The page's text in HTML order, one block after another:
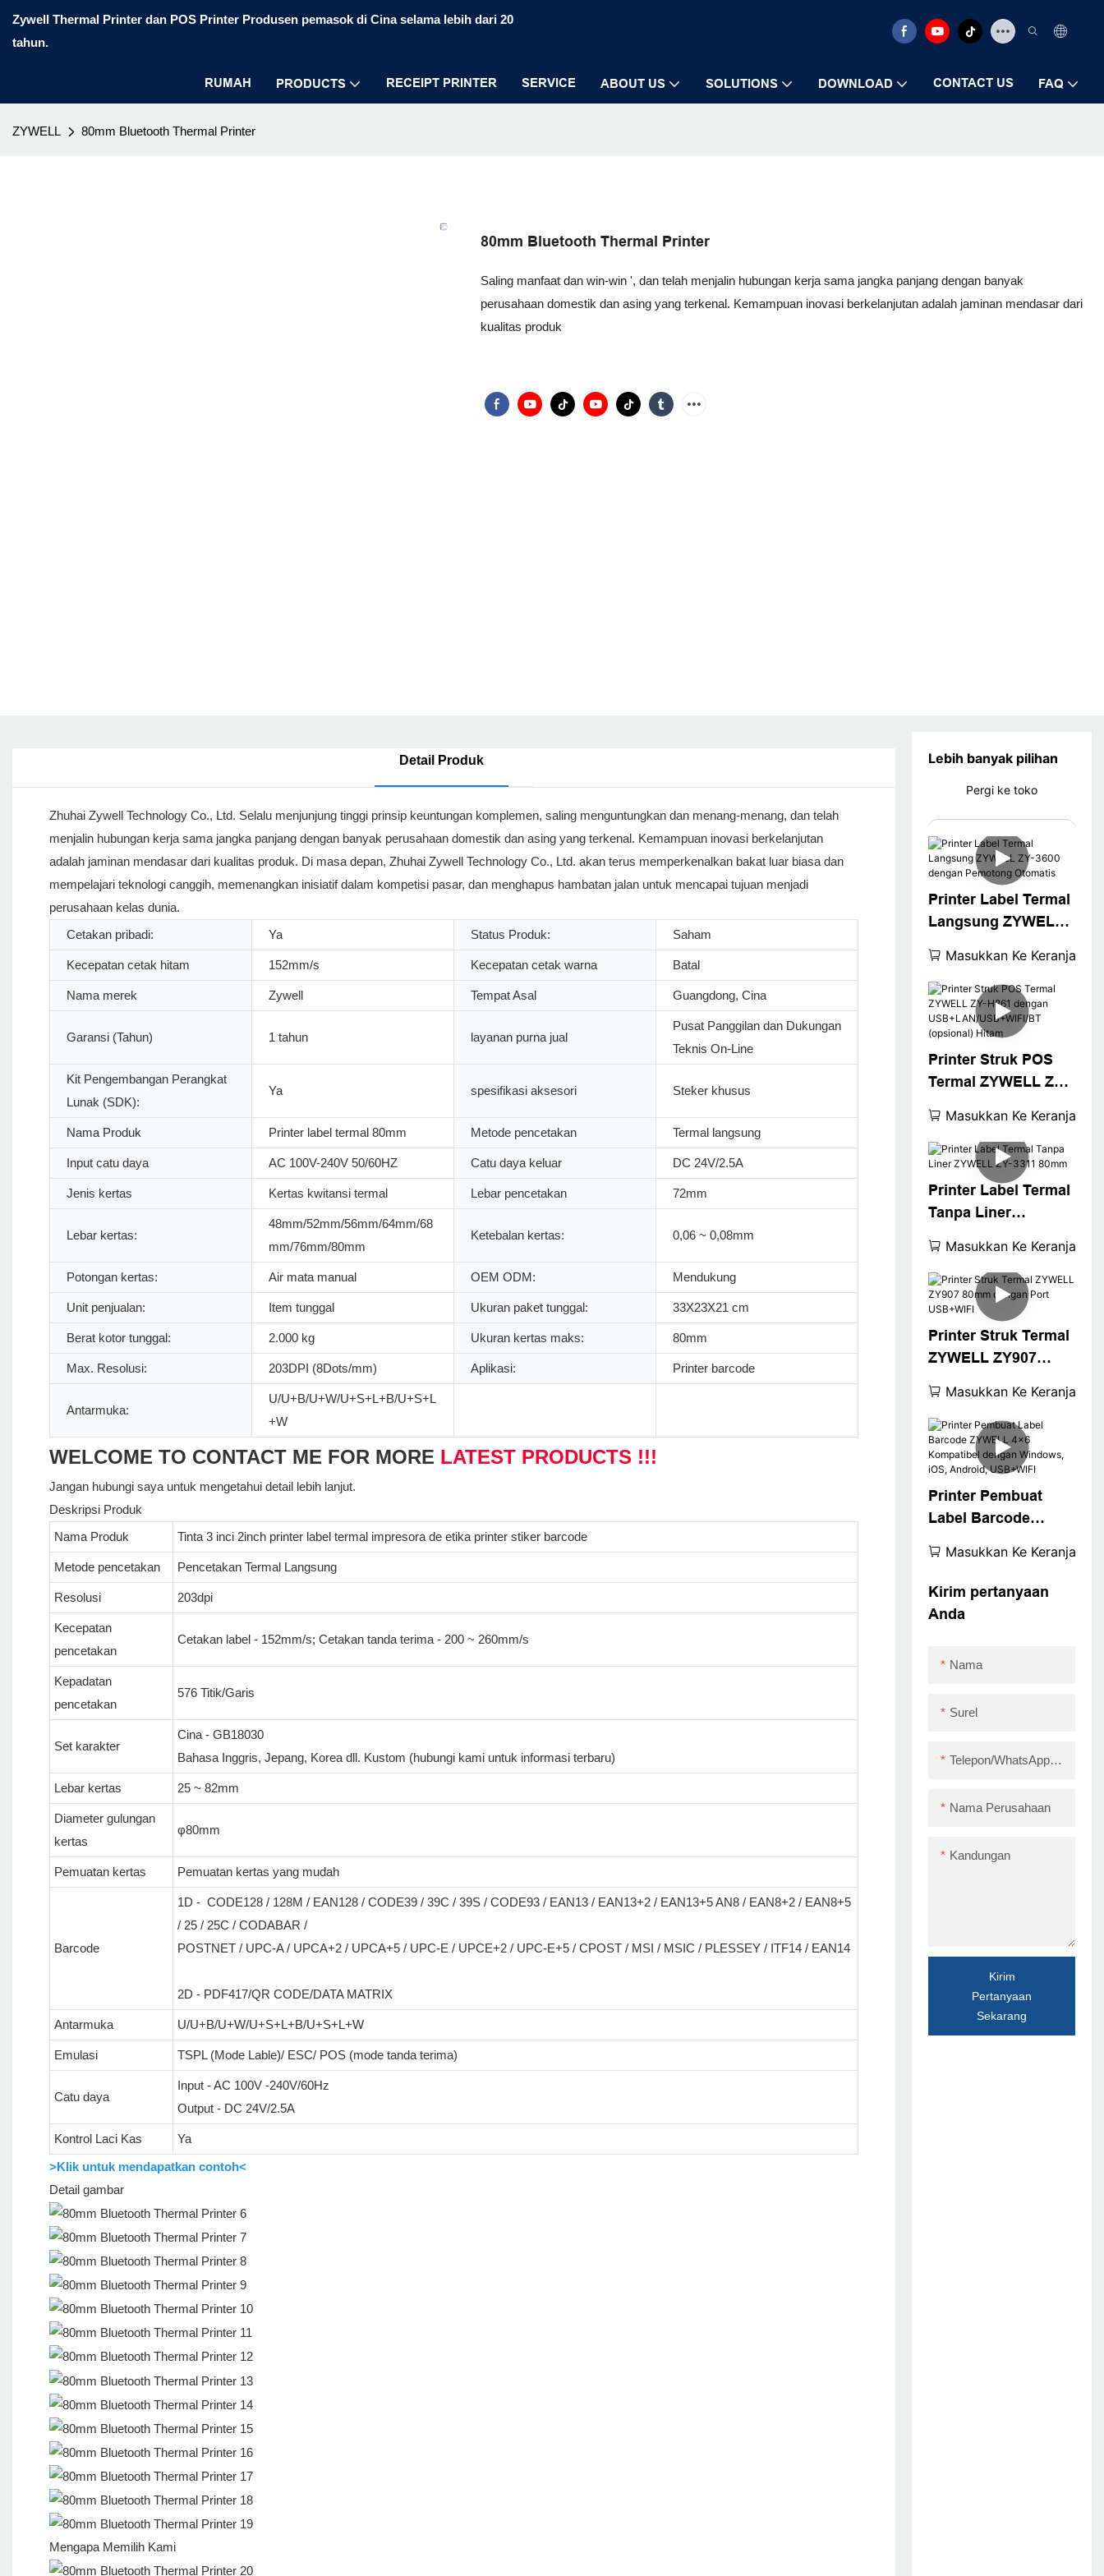
Zywell Thermal Printer dan POS Printer Produsen pemasok di Cina selama lebih dari 20
tahun.
RUMAH PRODUCTS RECEIPT PRINTER SERVICE ABOUT US SOLUTIONS DOWNLOAD CONTACT US FAQ
ZYWELL 80mm Bluetooth Thermal Printer
80mm Bluetooth Thermal Printer
Saling manfaat dan win-win ', dan telah menjalin hubungan kerja sama jangka panjang dengan banyak
perusahaan domestik dan asing yang terkenal. Kemampuan inovasi berkelanjutan adalah jaminan mendasar dari
kualitas produk
Lebih banyak pilihan
Pergi ke toko
Printer Label Termal
Langsung ZYWELL
Pemotong Otomatis
Masukkan Ke Keranjang
Printer Struk POS
Termal ZYWELL ZY-
USB+LAN/USB+WIFI
/BT (opsional) Hitam
Masukkan Ke Keranjang
Printer Label Termal
Tanpa Liner
80mm
Masukkan Ke Keranjang
Printer Struk Termal
ZYWELL ZY907
USB+WIFI
Masukkan Ke Keranjang
Printer Pembuat
Label Barcode
Kompatibel dengan
Windows, iOS,
Android, USB+WIFI
Masukkan Ke Keranjang
Kirim pertanyaan
Anda
Nama
Surel
Telepon/WhatsApp/Skype
Nama Perusahaan
Kandungan
Kirim
Pertanyaan
Sekarang
Detail Produk
Zhuhai Zywell Technology Co., Ltd. Selalu menjunjung tinggi prinsip keuntungan komplemen, saling menguntungkan dan menang-menang, dan telah
menjalin hubungan kerja sama jangka panjang dengan banyak perusahaan domestik dan asing yang terkenal. Kemampuan inovasi berkelanjutan
adalah jaminan mendasar dari kualitas produk. Di masa depan, Zhuhai Zywell Technology Co., Ltd. akan terus memperkenalkan bakat luar biasa dan
mempelajari teknologi canggih, memenangkan inisiatif dalam kompetisi pasar, dan menghapus hambatan jalan untuk mencapai tujuan menjadi
perusahaan kelas dunia.
Cetakan pribadi:
Ya Status Produk: Saham
Kecepatan cetak hitam 152mm/s Kecepatan cetak warna Batal
Nama merek Zywell Tempat Asal Guangdong, Cina
Garansi (Tahun) 1 tahun layanan purna jual
Pusat Panggilan dan Dukungan
Teknis On-Line
Kit Pengembangan Perangkat
Lunak (SDK):
Ya spesifikasi aksesori Steker khusus
Nama Produk Printer label termal 80mm Metode pencetakan Termal langsung
Input catu daya AC 100V-240V 50/60HZ Catu daya keluar DC 24V/2.5A
Jenis kertas Kertas kwitansi termal Lebar pencetakan 72mm
Lebar kertas:
48mm/52mm/56mm/64mm/68
mm/76mm/80mm
Ketebalan kertas: 0,06 ~ 0,08mm
Potongan kertas: Air mata manual OEM ODM: Mendukung
Unit penjualan: Item tunggal Ukuran paket tunggal: 33X23X21 cm
Berat kotor tunggal: 2.000 kg Ukuran kertas maks: 80mm
Max. Resolusi: 203DPI (8Dots/mm) Aplikasi: Printer barcode
Antarmuka:
U/U+B/U+W/U+S+L+B/U+S+L
+W
WELCOME TO CONTACT ME FOR MORE LATEST PRODUCTS !!!
Jangan hubungi saya untuk mengetahui detail lebih lanjut.
Deskripsi Produk
Nama Produk
Tinta 3 inci 2inch printer label termal impresora de etika printer stiker barcode
Metode pencetakan Pencetakan Termal Langsung
Resolusi 203dpi
Kecepatan
pencetakan
Cetakan label - 152mm/s; Cetakan tanda terima - 200 ~ 260mm/s
Kepadatan
pencetakan
576 Titik/Garis
Set karakter
Cina - GB18030
Bahasa Inggris, Jepang, Korea dll. Kustom (hubungi kami untuk informasi terbaru)
Lebar kertas 25 ~ 82mm
Diameter gulungan
kertas
φ80mm
Pemuatan kertas Pemuatan kertas yang mudah
Barcode
1D - CODE128 / 128M / EAN128 / CODE39 / 39C / 39S / CODE93 / EAN13 / EAN13+2 / EAN13+5 AN8 / EAN8+2 / EAN8+5
/ 25 / 25C / CODABAR /
POSTNET / UPC-A / UPCA+2 / UPCA+5 / UPC-E / UPCE+2 / UPC-E+5 / CPOST / MSI / MSIC / PLESSEY / ITF14 / EAN14
2D - PDF417/QR CODE/DATA MATRIX
Antarmuka U/U+B/U+W/U+S+L+B/U+S+L+W
Emulasi TSPL (Mode Lable)/ ESC/ POS (mode tanda terima)
Catu daya
Input - AC 100V -240V/60Hz
Output - DC 24V/2.5A
Kontrol Laci Kas
Ya
>Klik untuk mendapatkan contoh<
Detail gambar
Mengapa Memilih Kami